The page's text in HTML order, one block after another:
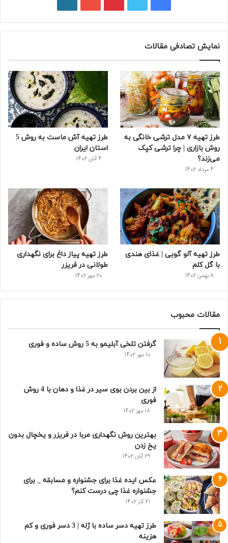
نمایش تصادفی مقالات
طرز تهیه ۷ مدل ترشی خانگی به
روش بازاری | چرا ترشی کپک
می‌زند؟
4 مرداد 1402
طرز تهیه آش ماست به روش 5
استان ایران
4 آبان 1402
طرز تهیه آلو گوبی | غذای هندی
با گل کلم
8 بهمن 1402
طرز تهیه پیاز داغ برای نگهداری
طولانی در فریزر
20 مهر 1402
مقالات محبوب
گرفتن تلخی آبلیمو به 5 روش ساده و فوری
10 مهر 1402
از بین بردن بوی سیر در غذا و دهان با 4 روش
فوری
18 مهر 1402
بهترین روش نگهداری مربا در فریزر و یخچال بدون
یخ زدن
29 آبان 1402
عکس ایده غذا برای جشنواره و مسابقه _ برای
جشنواره غذا چی درست کنم؟
21 آذر 1402
طرز تهیه دسر ساده با ژله | 3 دسر فوری و کم
هزینه